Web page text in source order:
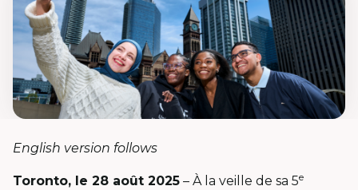
English version follows
Toronto, le 28 août 2025 – À la veille de sa 5e